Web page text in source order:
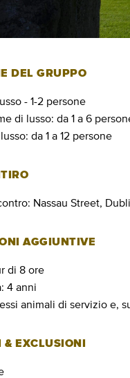
DEL GRUPPO
- 1-2 persone
di lusso: da 1 a 6
da 1 a 12 persone
Nassau Street,
AGGIUNTIVE
di 8 ore
4 anni
animali di servizio e,
& EXCLUSIONI